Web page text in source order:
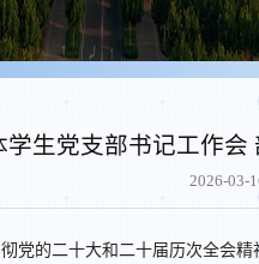
生党支部书记工作
2026-03-
党的二十大和二十届历次全会